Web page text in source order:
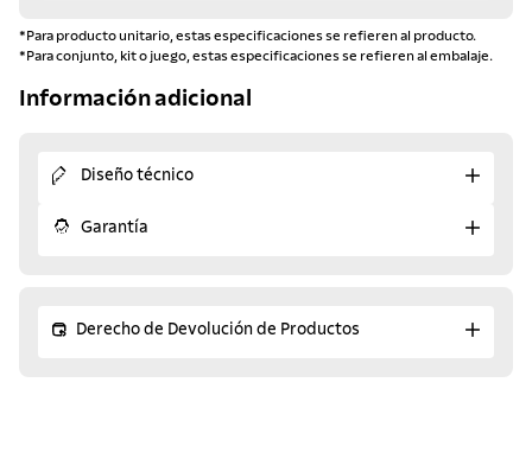
*Para producto unitario, estas especificaciones se refieren al producto.
*Para conjunto, kit o juego, estas especificaciones se refieren al embalaje.
Información adicional
Diseño técnico
Garantía
Derecho de Devolución de Productos